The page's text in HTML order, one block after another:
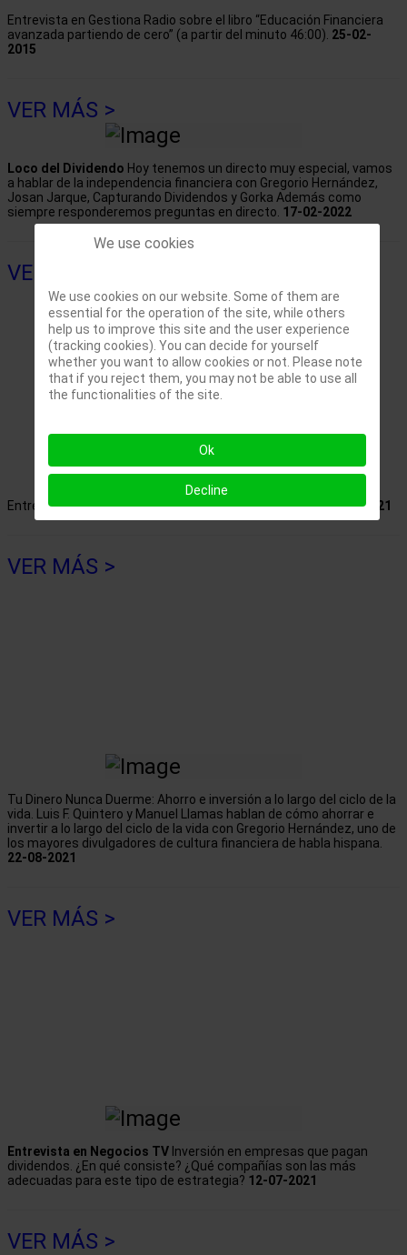
Entrevista en Gestiona Radio sobre el libro “Educación Financiera
avanzada partiendo de cero” (a partir del minuto 46:00). 25-02-
2015
VER MÁS >
Loco del Dividendo Hoy tenemos un directo muy especial, vamos
a hablar de la independencia financiera con Gregorio Hernández,
Josan Jarque, Capturando Dividendos y Gorka Además como
siempre responderemos preguntas en directo. 17-02-2022
VER MÁS >
Entrevista en Capital Radio (a partir del minuto 47:25).29-09-2021
VER MÁS >
Tu Dinero Nunca Duerme: Ahorro e inversión a lo largo del ciclo de la
vida. Luis F. Quintero y Manuel Llamas hablan de cómo ahorrar e
invertir a lo largo del ciclo de la vida con Gregorio Hernández, uno de
los mayores divulgadores de cultura financiera de habla hispana.
22-08-2021
VER MÁS >
Entrevista en Negocios TV Inversión en empresas que pagan
dividendos. ¿En qué consiste? ¿Qué compañías son las más
adecuadas para este tipo de estrategia? 12-07-2021
VER MÁS >
We use cookies
We use cookies on our website. Some of them are
essential for the operation of the site, while others
help us to improve this site and the user experience
(tracking cookies). You can decide for yourself
whether you want to allow cookies or not. Please note
that if you reject them, you may not be able to use all
the functionalities of the site.
Ok
Decline